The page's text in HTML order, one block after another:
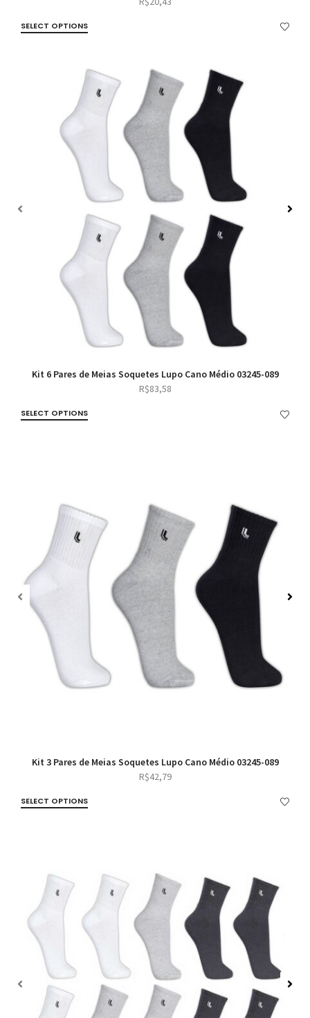
SELECT OPTIONS
Kit 6 Pares de Meias Soquetes Lupo Cano Médio 03245-089
R$83,58
SELECT OPTIONS
Kit 3 Pares de Meias Soquetes Lupo Cano Médio 03245-089
R$42,79
SELECT OPTIONS